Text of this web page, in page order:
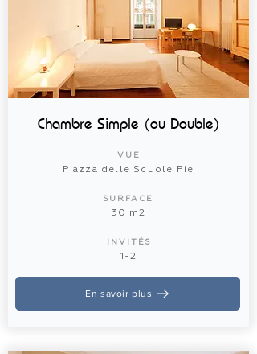
Chambre Simple (ou Double)
VUE
Piazza delle Scuole Pie
SURFACE
30 m2
INVITÉS
1-2
En savoir plus